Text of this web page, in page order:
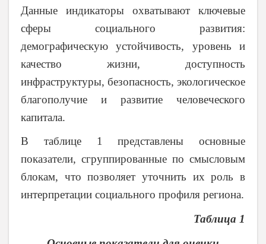
Данные индикаторы охватывают ключевые
сферы социального развития:
демографическую устойчивость, уровень и
качество жизни, доступность
инфраструктуры, безопасность, экологическое
благополучие и развитие человеческого
капитала.
В таблице 1 представлены основные
показатели, сгруппированные по смысловым
блокам, что позволяет уточнить их роль в
интерпретации социального профиля региона.
Таблица 1